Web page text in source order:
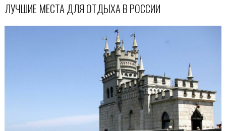
ЛУЧШИЕ МЕСТА ДЛЯ ОТДЫХА В РОССИИ